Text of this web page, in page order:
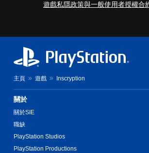
遊戲私隱政策與一般使用者授權合
主頁 遊戲 Inscryption
關於
關於SIE
職缺
PlayStation Studios
PlayStation Productions